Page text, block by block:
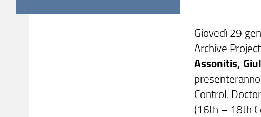
Giovedì 29
Archive
Assonitis,
Control.
(16th – 18th